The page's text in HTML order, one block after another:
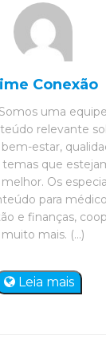
Conexão
uma
relevante
estar,
que
Os
para
e finanças,
muito mais. (...)
Leia mais